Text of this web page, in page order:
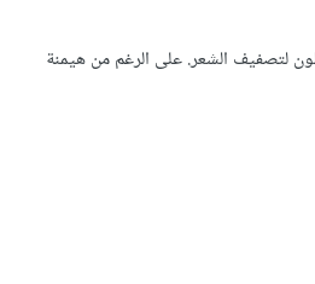
لتصفيف الشعر. على الرغم من هيمنة